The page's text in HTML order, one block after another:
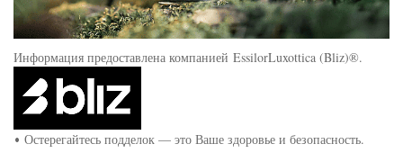
Информация предоставлена компанией EssilorLuxottica (Bliz)®.
• Остерегайтесь подделок — это Ваше здоровье и безопасность.